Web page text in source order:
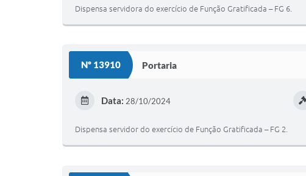
Dispensa servidora do exercício de Função Gratificada – FG 6.
Nº 13910 Portaria
Data: 28/10/2024
Dispensa servidor do exercício de Função Gratificada – FG 2.